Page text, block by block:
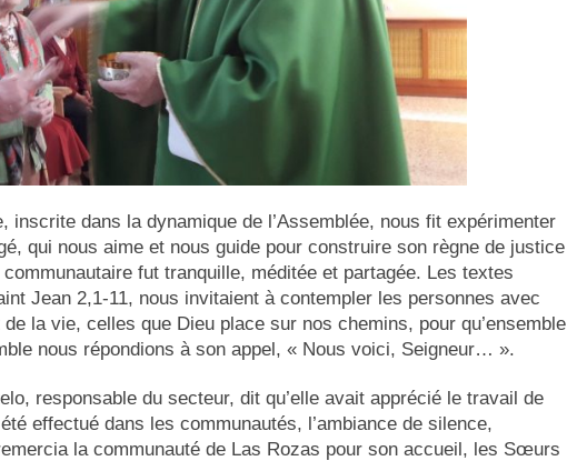
inscrite dans la dynamique de l’Assemblée, nous fit expérimenter
qui nous aime et nous guide pour construire son règne de justice
fut tranquille, méditée et partagée. Les textes
Jean 2,1-11, nous invitaient à contempler les personnes avec
la vie, celles que Dieu place sur nos chemins, pour qu’ensemble
nous répondions à son appel, « Nous voici, Seigneur… ».
responsable du secteur, dit qu’elle avait apprécié le travail de
effectué dans les communautés, l’ambiance de silence,
la communauté de Las Rozas pour son accueil, les Sœurs